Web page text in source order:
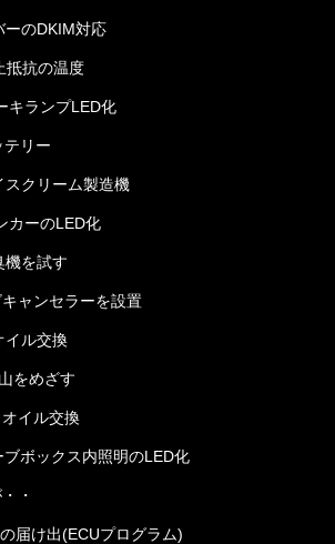
ーのDKIM対応
抵抗の温度
キランプLED化
テリー
スクリーム製造機
カーのLED化
機を試す
ャンセラーを設置
イル交換
をめざす
イル交換
ボックス内照明のLED化
・
届け出(ECUプログラム)